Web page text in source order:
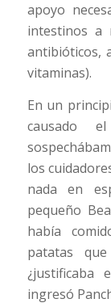
apoyo
intestinos a
antibióticos,
vitaminas).
En un
causado
los
nada en
pequeño
había
patatas
ingresó